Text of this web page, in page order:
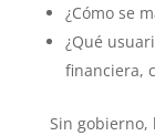
¿Cómo se
¿Qué
financiera,
Sin gobierno,